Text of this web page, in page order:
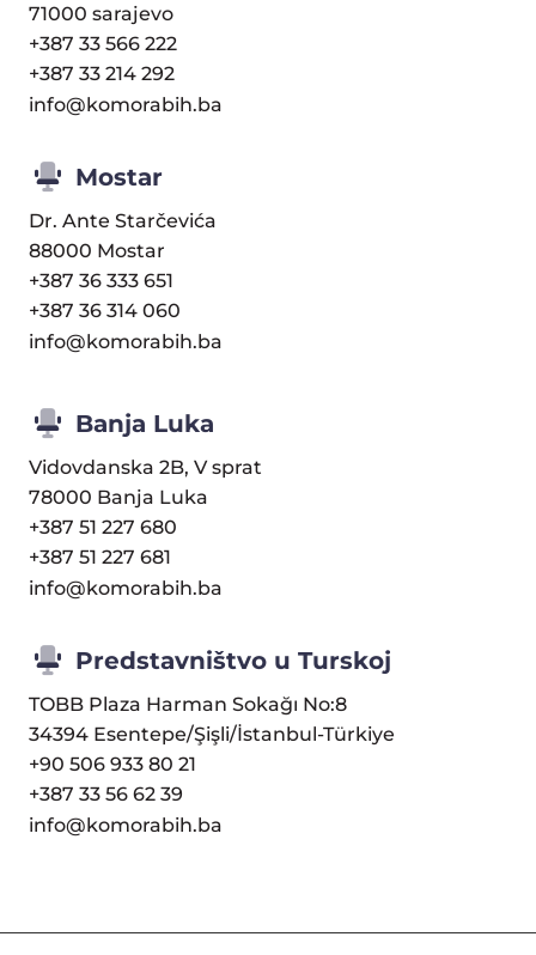
71000 sarajevo
+387 33 566 222
+387 33 214 292
info@komorabih.ba
Mostar
Dr. Ante Starčevića
88000 Mostar
+387 36 333 651
+387 36 314 060
info@komorabih.ba
Banja Luka
Vidovdanska 2B, V sprat
78000 Banja Luka
+387 51 227 680
+387 51 227 681
info@komorabih.ba
Predstavništvo u Turskoj
TOBB Plaza Harman Sokağı No:8
34394 Esentepe/Şişli/İstanbul-Türkiye
+90 506 933 80 21
+387 33 56 62 39
info@komorabih.ba